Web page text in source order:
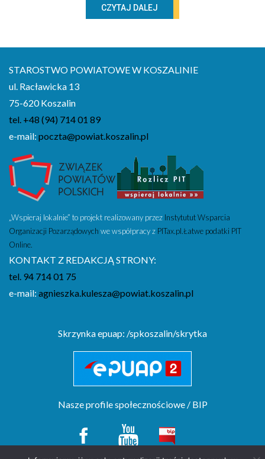
CZYTAJ DALEJ
STAROSTWO POWIATOWE W KOSZALINIE
ul. Racławicka 13
75-620 Koszalin
tel. +48 (94) 714 01 89
e-mail: poczta@powiat.koszalin.pl
„Wspieraj lokalnie” to projekt realizowany przez Instytutut Wsparcia
Organizacji Pozarządowych we współpracy z PITax.pl.Łatwe podatki PIT
Online.
KONTAKT Z REDAKCJĄ STRONY:
tel. 94 714 01 75
e-mail: agnieszka.kulesza@powiat.koszalin.pl
Skrzynka epuap: /spkoszalin/skrytka
Nasze profile społecznościowe / BIP